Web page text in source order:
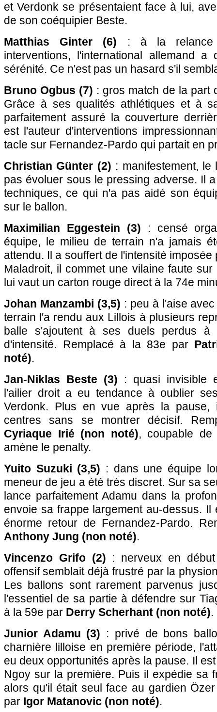
et Verdonk se présentaient face à lui,
de son coéquipier Beste.
Matthias Ginter (6) : à la relance
interventions, l'international allemand a
sérénité. Ce n'est pas un hasard s'il
Bruno Ogbus (7) : gros match de la part
Grâce à ses qualités athlétiques et à
parfaitement assuré la couverture
est l'auteur d'interventions
tacle sur Fernandez-Pardo qui partait en
Christian Günter (2) : manifestement, le
pas évoluer sous le pressing adverse. Il
techniques, ce qui n'a pas aidé son
sur le ballon.
Maximilian Eggestein (3) : censé
équipe, le milieu de terrain n'a jamais
attendu. Il a souffert de l'intensité
Maladroit, il commet une vilaine faute
lui vaut un carton rouge direct à la 74e
Johan Manzambi (3,5) : peu à l'aise
terrain l'a rendu aux Lillois à plusieurs
balle s'ajoutent à ses duels perdus à
d'intensité. Remplacé à la 83e par
noté).
Jan-Niklas Beste (3) : quasi invisible
l'ailier droit a eu tendance à oublier
Verdonk. Plus en vue après la
centres sans se montrer décisif.
Cyriaque Irié (non noté), coupable
amène le penalty.
Yuito Suzuki (3,5) : dans une équipe
meneur de jeu a été très discret. Sur sa
lance parfaitement Adamu dans la
envoie sa frappe largement au-dessus. Il
énorme retour de Fernandez-Pardo.
Anthony Jung (non noté).
Vincenzo Grifo (2) : nerveux en
offensif semblait déjà frustré par la
Les ballons sont rarement parvenus
l'essentiel de sa partie à défendre sur
à la 59e par Derry Scherhant (non noté).
Junior Adamu (3) : privé de bons
charnière lilloise en première période,
eu deux opportunités après la pause. Il
Ngoy sur la première. Puis il expédie sa
alors qu'il était seul face au gardien
par Igor Matanovic (non noté).